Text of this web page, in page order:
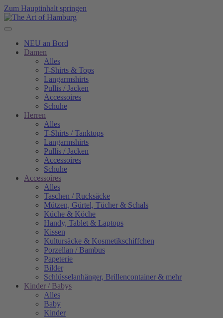
Zum Hauptinhalt springen
NEU an Bord
Damen
Alles
T-Shirts & Tops
Langarmshirts
Pullis / Jacken
Accessoires
Schuhe
Herren
Alles
T-Shirts / Tanktops
Langarmshirts
Pullis / Jacken
Accessoires
Schuhe
Accessoires
Alles
Taschen / Rucksäcke
Mützen, Gürtel, Tücher & Schals
Küche & Köche
Handy, Tablet & Laptops
Kissen
Kultursäcke & Kosmetikschiffchen
Porzellan / Bambus
Papeterie
Bilder
Schlüsselanhänger, Brillencontainer & mehr
Kinder / Babys
Alles
Baby
Kinder